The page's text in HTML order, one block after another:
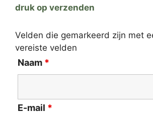
druk op verzenden
Velden die gemarkeerd zijn met
vereiste velden
Naam *
E-mail *